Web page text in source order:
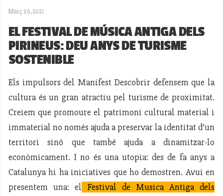
Març 29,2021
EL FESTIVAL DE MÚSICA ANTIGA DELS
PIRINEUS: DEU ANYS DE TURISME
SOSTENIBLE
Els impulsors del Manifest Descobrir defensem que la
cultura és un gran atractiu pel turisme de proximitat.
Creiem que promoure el patrimoni cultural material i
immaterial no només ajuda a preservar la identitat d’un
territori sinó que també ajuda a dinamitzar-lo
econòmicament. I no és una utopia: des de fa anys a
Catalunya hi ha iniciatives que ho demostren. Avui en
presentem una: el Festival de Musica Antiga dels